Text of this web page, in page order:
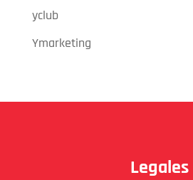
yclub
Ymarketing
Legales